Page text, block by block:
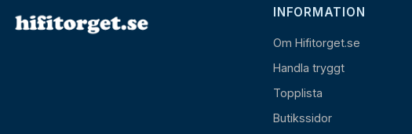
INFORMATION
Om Hifitorget.se
Handla tryggt
Topplista
Butikssidor